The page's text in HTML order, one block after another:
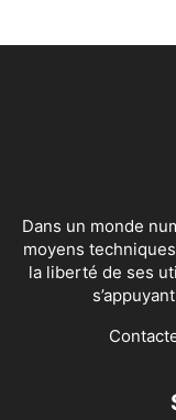
Dans un monde
moyens
la liberté de ses